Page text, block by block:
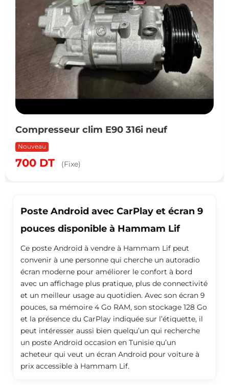
Compresseur clim E90 316i neuf
Nouveau
700 DT (Fixe)
Poste Android avec CarPlay et écran 9
pouces disponible à Hammam Lif
Ce poste Android à vendre à Hammam Lif peut
convenir à une personne qui cherche un autoradio
écran moderne pour améliorer le confort à bord
avec un affichage plus pratique, plus de connectivité
et un meilleur usage au quotidien. Avec son écran 9
pouces, sa mémoire 4 Go RAM, son stockage 128 Go
et la présence du CarPlay indiquée sur l’étiquette, il
peut intéresser aussi bien quelqu’un qui recherche
un poste Android occasion en Tunisie qu’un
acheteur qui veut un écran Android pour voiture à
prix accessible à Hammam Lif.